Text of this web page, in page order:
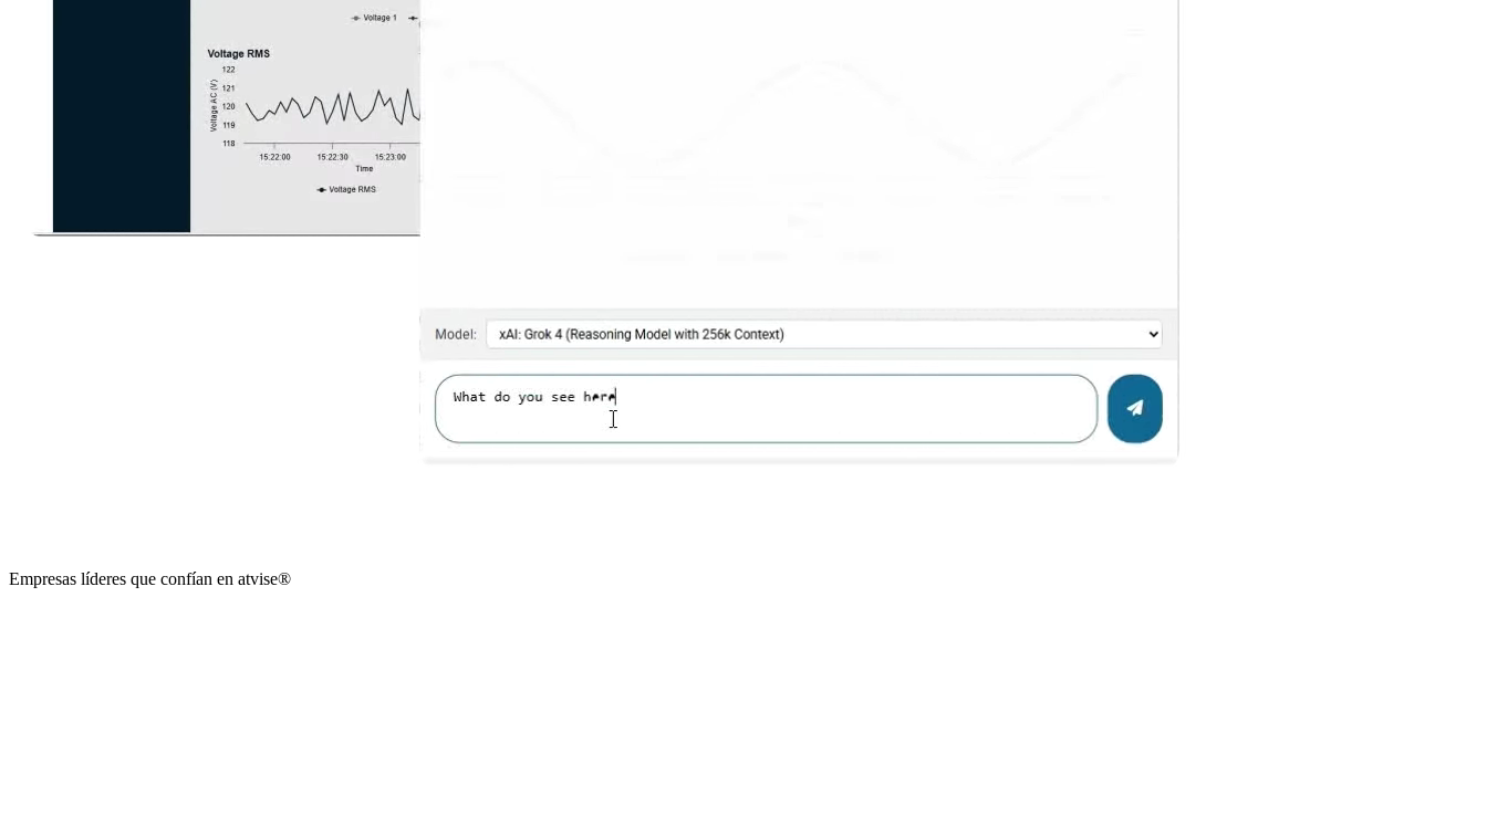
Empresas líderes que confían en atvise®